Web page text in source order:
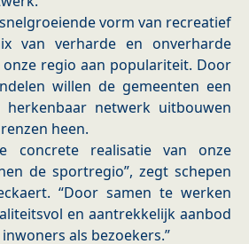
vorm van recreatief
van verharde en onverharde
regio aan populariteit. Door
willen de gemeenten een
herkenbaar netwerk uitbouwen
heen.
concrete realisatie van onze
de sportregio”, zegt schepen
“Door samen te werken
en aantrekkelijk aanbod
als bezoekers.”